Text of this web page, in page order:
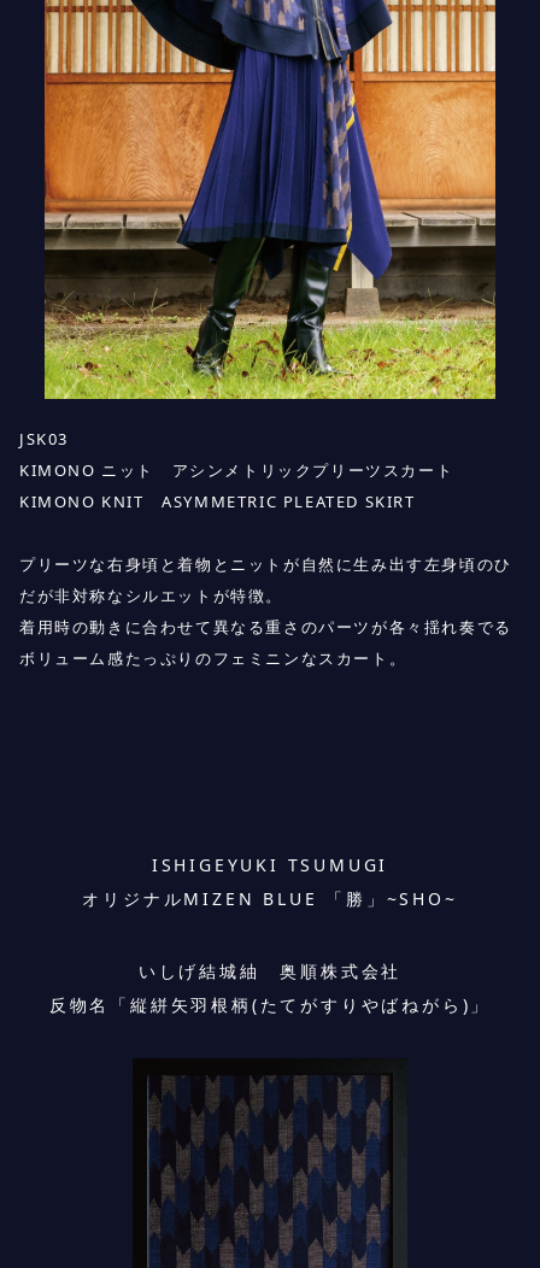
JSK03
KIMONO ニット アシンメトリックプリーツスカート
KIMONO KNIT ASYMMETRIC PLEATED SKIRT
プリーツな右身頃と着物とニットが自然に生み出す左身頃のひ
だが非対称なシルエットが特徴。
着用時の動きに合わせて異なる重さのパーツが各々揺れ奏でる
ボリューム感たっぷりのフェミニンなスカート。
ISHIGEYUKI TSUMUGI
オリジナルMIZEN BLUE 「勝」~SHO~
いしげ結城紬 奥順株式会社
反物名「縦絣矢羽根柄(たてがすりやばねがら)」